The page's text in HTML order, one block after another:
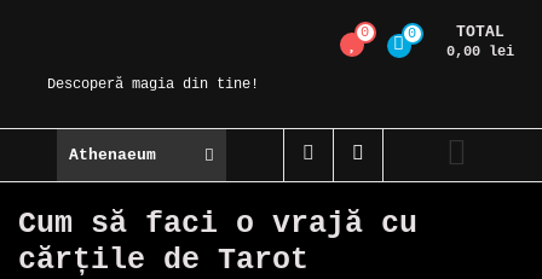
contentDescoperă magia din tine!
0 0 TOTAL
0,00 lei
Athenaeum
Cum să faci o vrajă cu
cărțile de Tarot